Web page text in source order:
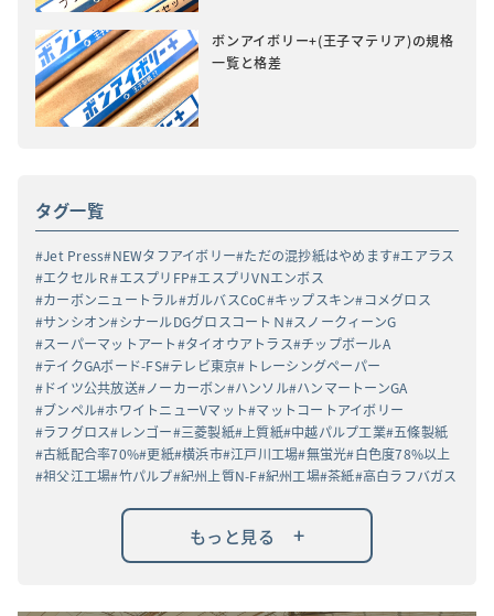
ボンアイボリー+(王子マテリア)の規格
一覧と格差
タグ一覧
Jet Press NEWタフアイボリー ただの混抄紙はやめます エアラス
エクセルＲ エスプリFP エスプリVNエンボス
カーボンニュートラル ガルバスCoC キップスキン コメグロス
サンシオン シナールDGグロスコートＮ
スノークィーンG
スーパーマットアート タイオウアトラス チップボールA
テイクGAボード-FS テレビ東京
トレーシングペーパー
ドイツ公共放送 ノーカーボン ハンソル ハンマートーンGA
ブンペル ホワイトニューVマット マットコートアイボリー
ラフグロス レンゴー 三菱製紙 上質紙 中越パルプ工業 五條製紙
古紙配合率70% 更紙 横浜市 江戸川工場 無蛍光 白色度78%以上
祖父江工場 竹パルプ 紀州上質N-F 紀州工場 茶紙 高白ラフバガス
もっと見る +